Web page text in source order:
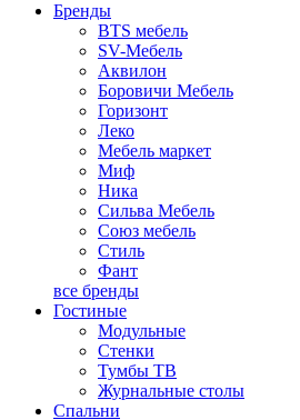
Бренды
BTS мебель
SV-Мебель
Аквилон
Боровичи Мебель
Горизонт
Леко
Мебель маркет
Миф
Ника
Сильва Мебель
Союз мебель
Стиль
Фант
все бренды
Гостиные
Модульные
Стенки
Тумбы ТВ
Журнальные столы
Спальни